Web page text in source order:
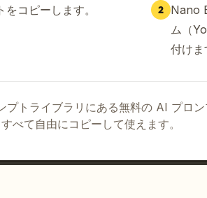
コピーします。 2 Nano
ム（
付けま
プトライブラリにある無料の AI プロ
べて自由にコピーして使えます。